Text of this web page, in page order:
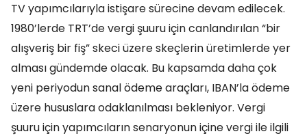
TV yapımcılarıyla istişare sürecine devam edilecek.
1980’lerde TRT’de vergi şuuru için canlandırılan “bir
alışveriş bir fiş” skeci üzere skeçlerin üretimlerde yer
alması gündemde olacak. Bu kapsamda daha çok
yeni periyodun sanal ödeme araçları, IBAN’la ödeme
üzere hususlara odaklanılması bekleniyor. Vergi
şuuru için yapımcıların senaryonun içine vergi ile ilgili